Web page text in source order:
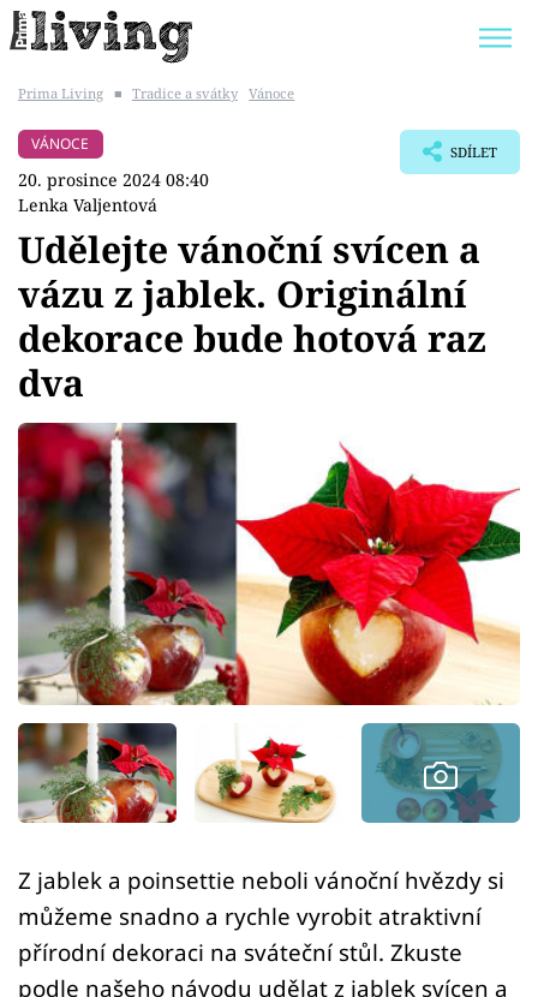
BYDLENÍ SLAVNÝCH
Témata
Bydlení
Zahrada
Design
Sledujte prima+
Přihlášení
Sledujte nás
Prima Living ■ Tradice a svátky Vánoce
VÁNOCE
20. prosince 2024 08:40
Lenka Valjentová
SDÍLET
Udělejte vánoční svícen a
vázu z jablek. Originální
dekorace bude hotová raz
dva
Z jablek a poinsettie neboli vánoční hvězdy si
můžeme snadno a rychle vyrobit atraktivní
přírodní dekoraci na sváteční stůl. Zkuste
podle našeho návodu udělat z jablek svícen a